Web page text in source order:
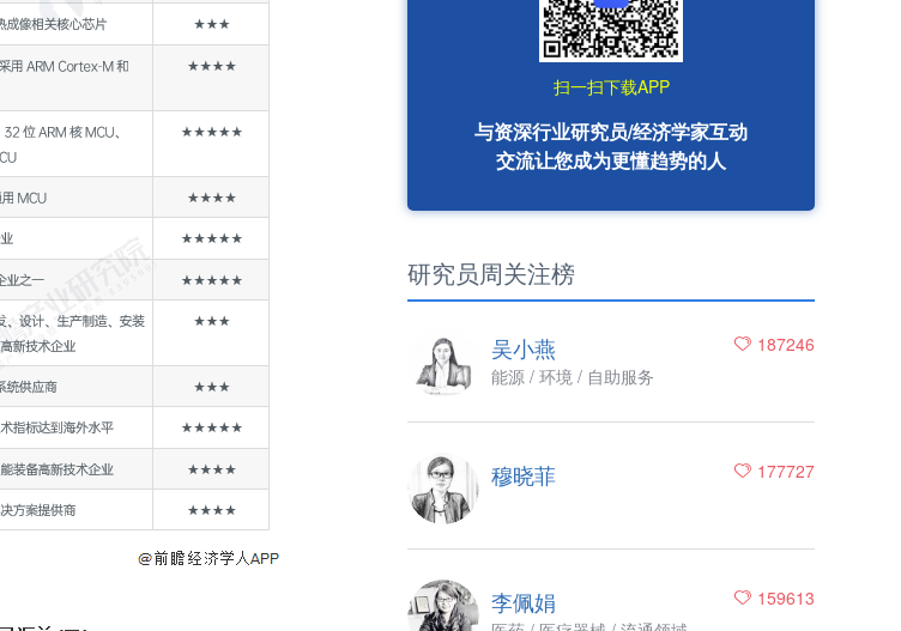
扫一扫下载APP
与资深行业研究员/经济学家互动
交流让您成为更懂趋势的人
研究员周关注榜
187246
吴小燕
能源 / 环境 / 自助服务
177727
穆晓菲
159613
李佩娟